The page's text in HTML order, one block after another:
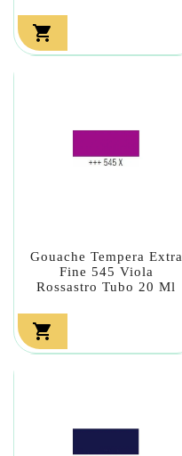

Gouache Tempera Extra
Fine 545 Viola
Rossastro Tubo 20 Ml
